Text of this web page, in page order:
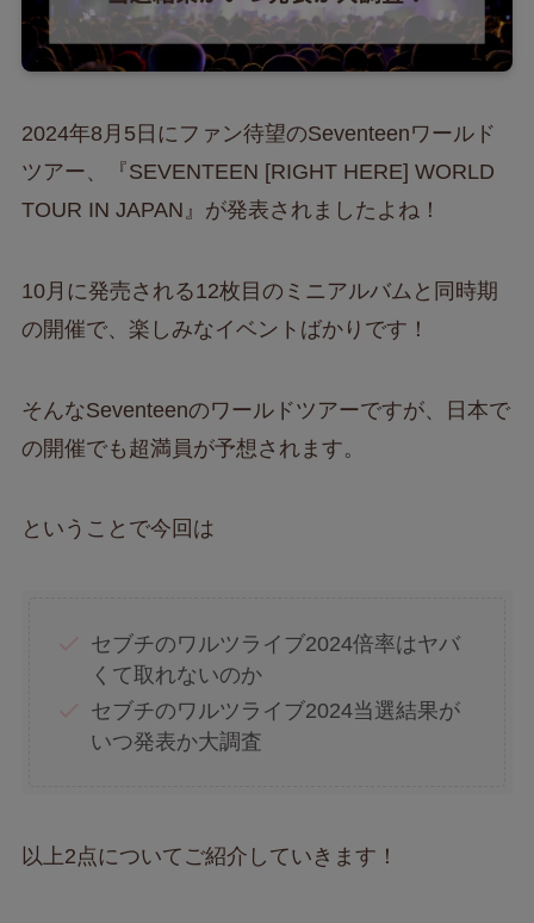
2024年8月5日にファン待望のSeventeenワールド
ツアー、『SEVENTEEN [RIGHT HERE] WORLD
TOUR IN JAPAN』が発表されましたよね！
10月に発売される12枚目のミニアルバムと同時期
の開催で、楽しみなイベントばかりです！
そんなSeventeenのワールドツアーですが、日本で
の開催でも超満員が予想されます。
ということで今回は
セブチのワルツライブ2024倍率はヤバ
くて取れないのか
セブチのワルツライブ2024当選結果が
いつ発表か大調査
以上2点についてご紹介していきます！